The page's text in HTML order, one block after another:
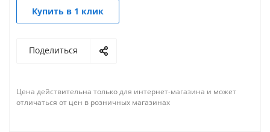
Купить в 1 клик
Поделиться
Цена действительна только для интернет-магазина и может
отличаться от цен в розничных магазинах